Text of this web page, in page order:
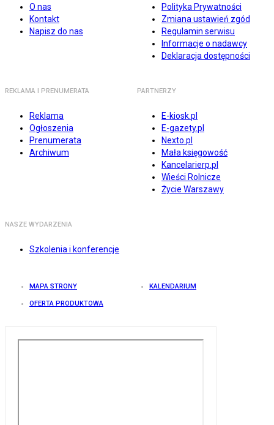
O nas
Kontakt
Napisz do nas
Polityka Prywatności
Zmiana ustawień zgód
Regulamin serwisu
Informacje o nadawcy
Deklaracja dostępności
REKLAMA I PRENUMERATA
Reklama
Ogłoszenia
Prenumerata
Archiwum
PARTNERZY
E-kiosk.pl
E-gazety.pl
Nexto.pl
Mała księgowość
Kancelarierp.pl
Wieści Rolnicze
Życie Warszawy
NASZE WYDARZENIA
Szkolenia i konferencje
MAPA STRONY KALENDARIUM
OFERTA PRODUKTOWA